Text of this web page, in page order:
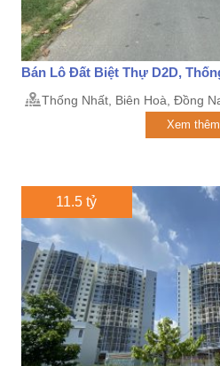
Bán Lô Đất Biệt Thự D2D,
Thống Nhất, Biên Hoà, Đồng
Xem
11.5 tỷ